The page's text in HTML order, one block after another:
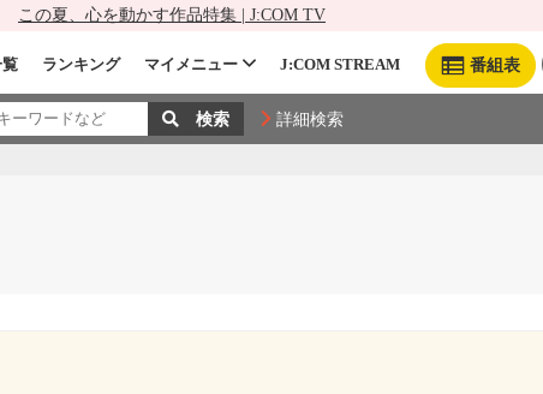
この夏、心を動かす作品特集 | J:COM TV
番組表
ランキング マイメニュー J:COM STREAM
詳細検索